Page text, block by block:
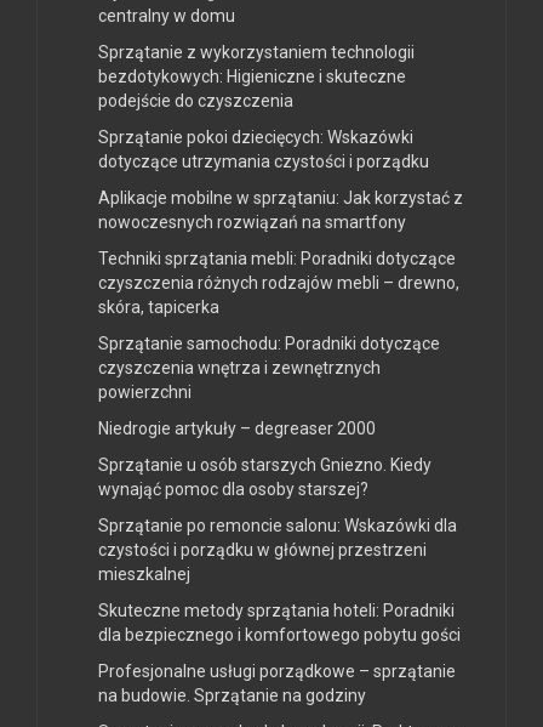
centralny w domu
Sprzątanie z wykorzystaniem technologii
bezdotykowych: Higieniczne i skuteczne
podejście do czyszczenia
Sprzątanie pokoi dziecięcych: Wskazówki
dotyczące utrzymania czystości i porządku
Aplikacje mobilne w sprzątaniu: Jak korzystać z
nowoczesnych rozwiązań na smartfony
Techniki sprzątania mebli: Poradniki dotyczące
czyszczenia różnych rodzajów mebli – drewno,
skóra, tapicerka
Sprzątanie samochodu: Poradniki dotyczące
czyszczenia wnętrza i zewnętrznych
powierzchni
Niedrogie artykuły – degreaser 2000
Sprzątanie u osób starszych Gniezno. Kiedy
wynająć pomoc dla osoby starszej?
Sprzątanie po remoncie salonu: Wskazówki dla
czystości i porządku w głównej przestrzeni
mieszkalnej
Skuteczne metody sprzątania hoteli: Poradniki
dla bezpiecznego i komfortowego pobytu gości
Profesjonalne usługi porządkowe – sprzątanie
na budowie. Sprzątanie na godziny